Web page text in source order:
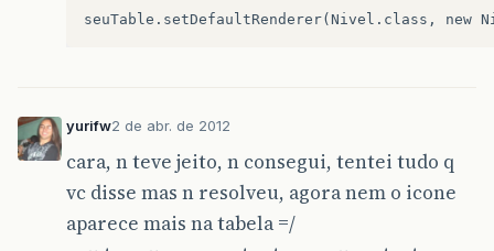
antecedentes
remove (row
);
}
public void inserir () {
AntecedenteDisciplina
yurifw2 de abr. de 2012
cara, n teve jeito, n consegui, tentei tudo q
vc disse mas n resolveu, agora nem o icone
aparece mais na tabela =/